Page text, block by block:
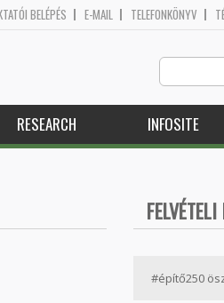
BELÉPÉS E-MAIL TELEFONKÖNYV
RESEARCH INFOSITE
#építő250